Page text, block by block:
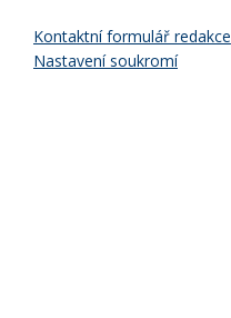
Kontaktní formulář redakce
Nastavení soukromí